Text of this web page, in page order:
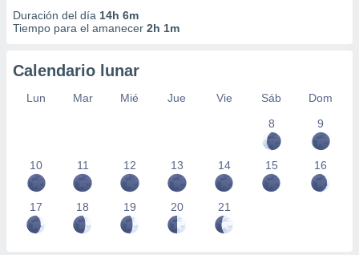
Duración del día 14h 6m
Tiempo para el amanecer 2h 1m
Calendario lunar
Lun Mar Mié Jue Vie Sáb
Dom
8
9
10 11 12 13 14 15 16
17 18 19 20 21